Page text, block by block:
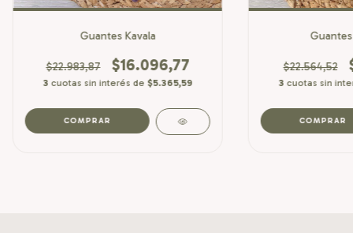
Guantes Kavala
$22.983,87 $16.096,77
3 cuotas sin interés de $5.365,59
COMPRAR
$22.564,52
3 cuotas sin
COMPRAR